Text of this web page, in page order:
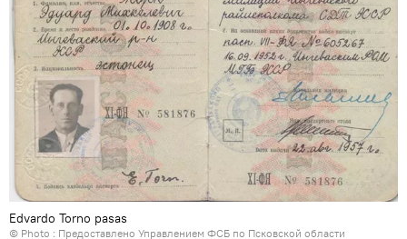
Edvardo Torno pasas
© Photo : Предоставлено Управлением ФСБ по Псковской области